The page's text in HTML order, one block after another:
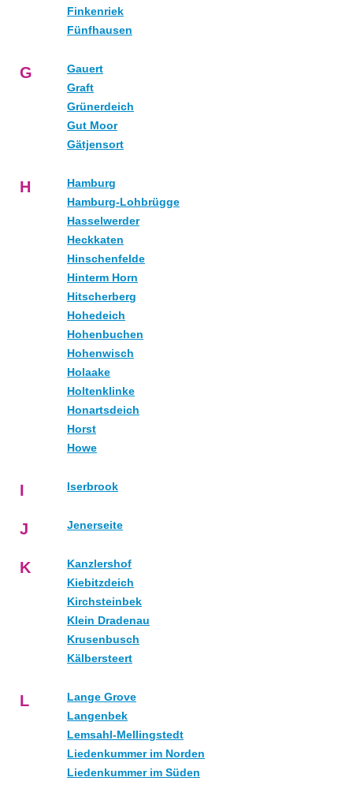
Finkenriek
Fünfhausen
G
Gauert
Graft
Grünerdeich
Gut Moor
Gätjensort
H
Hamburg
Hamburg-Lohbrügge
Hasselwerder
Heckkaten
Hinschenfelde
Hinterm Horn
Hitscherberg
Hohedeich
Hohenbuchen
Hohenwisch
Holaake
Holtenklinke
Honartsdeich
Horst
Howe
I Iserbrook
J Jenerseite
K
Kanzlershof
Kiebitzdeich
Kirchsteinbek
Klein Dradenau
Krusenbusch
Kälbersteert
L
Lange Grove
Langenbek
Lemsahl-Mellingstedt
Liedenkummer im Norden
Liedenkummer im Süden